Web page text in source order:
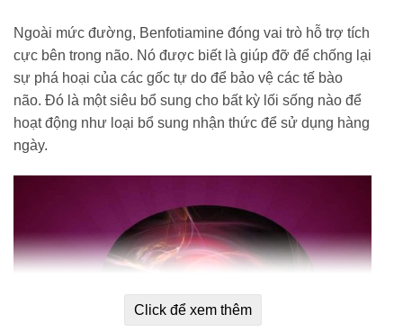
Ngoài mức đường, Benfotiamine đóng vai trò hỗ trợ tích
cực bên trong não. Nó được biết là giúp đỡ để chống lại
sự phá hoại của các gốc tự do để bảo vệ các tế bào
não. Đó là một siêu bổ sung cho bất kỳ lối sống nào để
hoạt động như loại bổ sung nhận thức để sử dụng hàng
ngày.
Click để xem thêm